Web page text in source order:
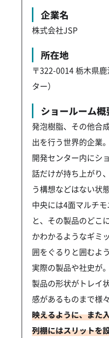
企業名
株式会社JSP
所在地
〒322-0014 栃木県
ター）
ショールーム概
発泡樹脂、その他合
出を行う世界的企業。
開発センター内にシ
話だけが持ち上がり
う構想などはない状
中央には4面マルチ
と、その製品のどこ
かわかるようなギミ
囲をぐるりと囲むよ
実際の製品や社史が。
製品の形状がトレイ
感があるものまで様
映えるように、また
列棚にはスリットを